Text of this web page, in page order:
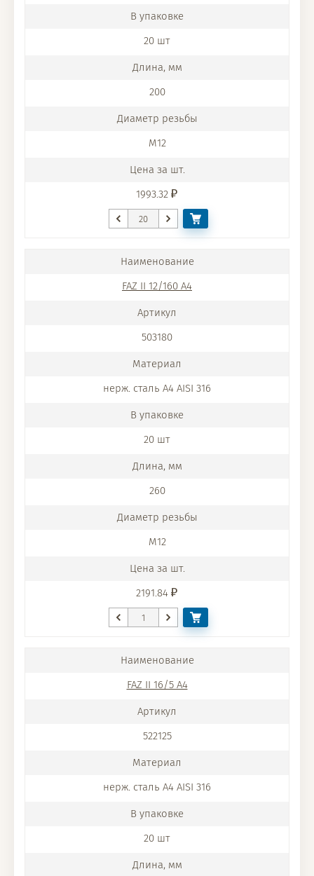
20 шт
200
M12
1993.32
FAZ II 12/160 A4
503180
нерж. сталь A4 AISI 316
20 шт
260
M12
2191.84
FAZ II 16/5 A4
522125
нерж. сталь A4 AISI 316
20 шт